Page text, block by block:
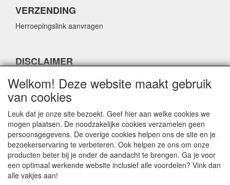
VERZENDING
Herroepingslink aanvragen
DISCLAIMER
CONTACTGEGEVENS
Fabulous Sales
Grotestraat 69C
5141 JN Waalwijk
Welkom! Deze website maakt gebruik
van cookies
Leuk dat je onze site bezoekt. Geef hier aan welke cookies we
mogen plaatsen. De noodzakelijke cookies verzamelen geen
persoonsgegevens. De overige cookies helpen ons de site en je
bezoekerservaring te verbeteren. Ook helpen ze ons om onze
producten beter bij je onder de aandacht te brengen. Ga je voor
een optimaal werkende website inclusief alle voordelen? Vink dan
alle vakjes aan!